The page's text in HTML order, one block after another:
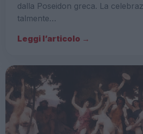
dalla Poseidon greca. La
talmente…
Leggi l’articolo →